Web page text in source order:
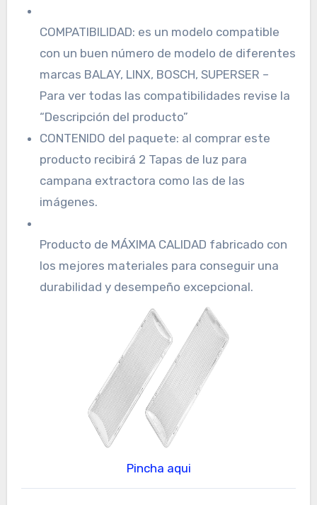
COMPATIBILIDAD: es un modelo compatible
con un buen número de modelo de diferentes
marcas BALAY, LINX, BOSCH, SUPERSER –
Para ver todas las compatibilidades revise la
“Descripción del producto”
CONTENIDO del paquete: al comprar este
producto recibirá 2 Tapas de luz para
campana extractora como las de las
imágenes.
Producto de MÁXIMA CALIDAD fabricado con
los mejores materiales para conseguir una
durabilidad y desempeño excepcional.
Pincha aqui